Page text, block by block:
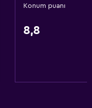
Konum puanı
8,8